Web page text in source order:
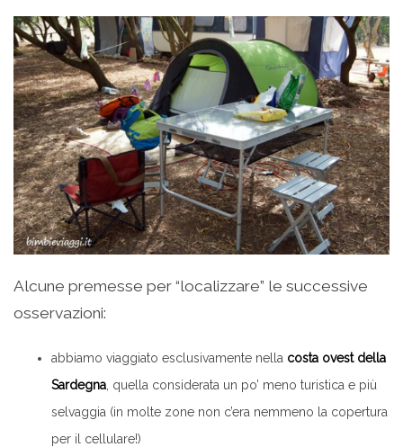
Alcune premesse per “localizzare” le successive
osservazioni:
abbiamo viaggiato esclusivamente nella costa ovest della
Sardegna , quella considerata un po’ meno turistica e più
selvaggia (in molte zone non c’era nemmeno la copertura
per il cellulare!)